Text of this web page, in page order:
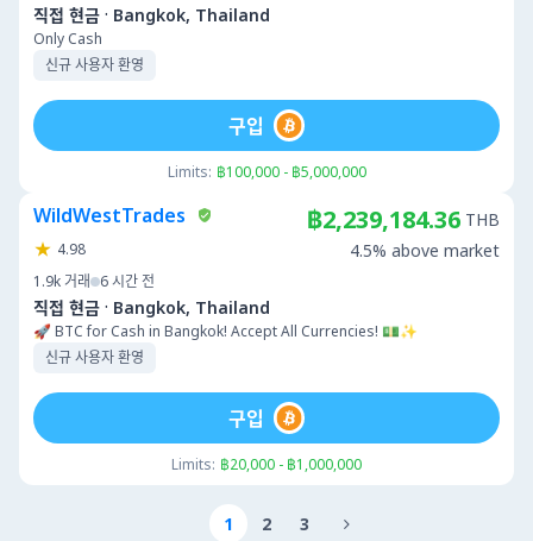
직접 현금 · Bangkok, Thailand
Only Cash
신규 사용자 환영
Limits: ฿100,000 - ฿5,000,000
구입
WildWestTrades
4.98
1.9k 거래 6 시간 전
직접 현금 · Bangkok, Thailand
🚀 BTC for Cash in Bangkok! Accept All Currencies! 💵✨
신규 사용자 환영
฿2,239,184.36 THB
4.5% above market
Limits: ฿20,000 - ฿1,000,000
구입
1 2 3 